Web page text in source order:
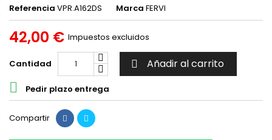
Referencia VPR.A162DS Marca FERVI
42,00 € Impuestos excluidos
Cantidad  Añadir al carrito
 Pedir plazo entrega
Compartir